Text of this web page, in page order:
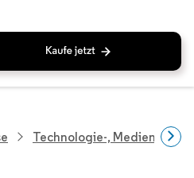
Technologie-, Medien- Und